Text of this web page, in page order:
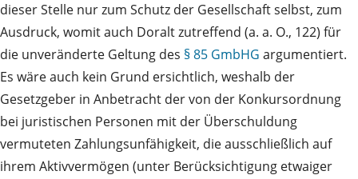
dieser Stelle nur zum Schutz der Gesellschaft selbst, zum
Ausdruck, womit auch Doralt zutreffend (a. a. O., 122) für
die unveränderte Geltung des § 85 GmbHG argumentiert.
Es wäre auch kein Grund ersichtlich, weshalb der
Gesetzgeber in Anbetracht der von der Konkursordnung
bei juristischen Personen mit der Überschuldung
vermuteten Zahlungsunfähigkeit, die ausschließlich auf
ihrem Aktivvermögen (unter Berücksichtigung etwaiger